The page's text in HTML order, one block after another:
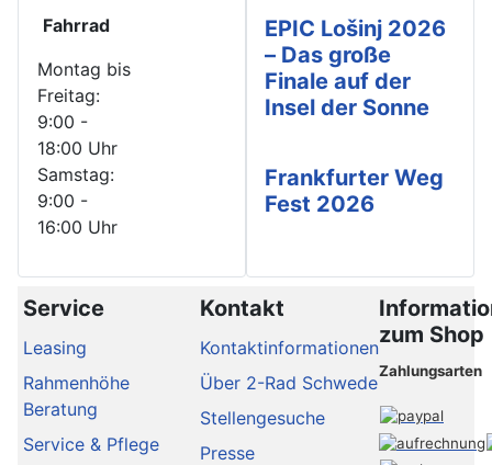
Fahrrad
Montag bis
Freitag:
9:00 -
18:00 Uhr
Samstag:
9:00 -
16:00 Uhr
EPIC Lošinj 2026
– Das große
Finale auf der
Insel der Sonne
Frankfurter Weg
Fest 2026
Service
Leasing
Rahmenhöhe
Beratung
Service & Pflege
Kontakt
Kontaktinformationen
Über 2-Rad Schwede
Stellengesuche
Presse
zum Shop
Zahlungsarten